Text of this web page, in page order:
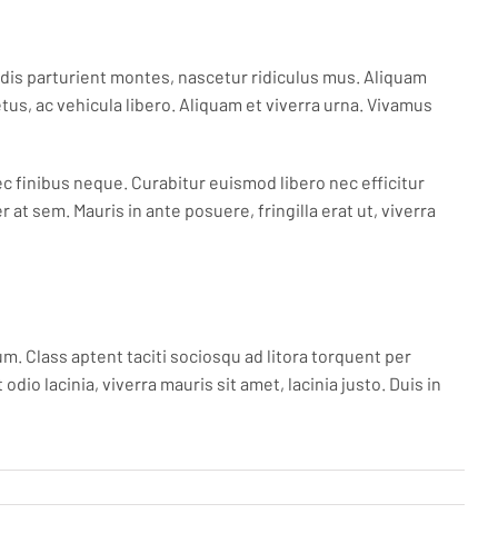
parturient montes, nascetur ridiculus mus. Aliquam
ac vehicula libero. Aliquam et viverra urna. Vivamus
finibus neque. Curabitur euismod libero nec efficitur
sem. Mauris in ante posuere, fringilla erat ut, viverra
Class aptent taciti sociosqu ad litora torquent per
lacinia, viverra mauris sit amet, lacinia justo. Duis in